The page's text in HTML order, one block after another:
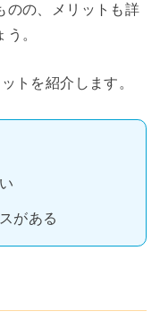
のの、メリットも詳
。
トを紹介します。
がある